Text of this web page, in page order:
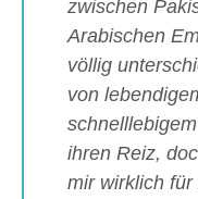
zwischen
Arabischen
völlig
von
ihren Reiz,
mir wirklich